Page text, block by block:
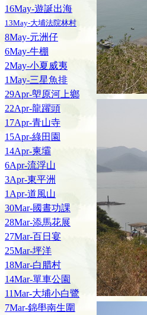
16May-遊誕出海
13May-大埔法院林村
8May-元洲仔
6May-牛棚
2May-小夏威夷
1May-三星魚排
29Apr-塱原河上鄉
22Apr-龍躍頭
17Apr-青山寺
15Apr-綠田園
14Apr-柬壩
6Apr-流浮山
3Apr-東平洲
1Apr-道風山
30Mar-國晝功課
28Mar-添馬花展
27Mar-百日宴
25Mar-坪洋
18Mar-白腊村
14Mar-單車公園
11Mar-大埔小白鷺
7Mar-錦壆南生圍